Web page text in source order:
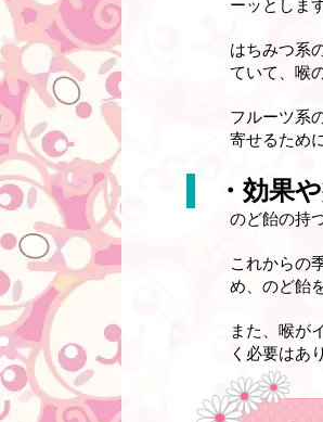
ーッとしま
はちみつ系
ていて、喉
フルーツ系
寄せるため
・効果
のど飴の持
これからの
め、のど飴
また、喉が
く必要はあ